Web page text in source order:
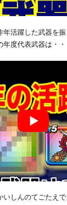
年活躍した武器を
年度代表武器は・・
いしんのてごたえ